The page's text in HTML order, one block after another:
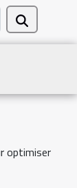
optimiser